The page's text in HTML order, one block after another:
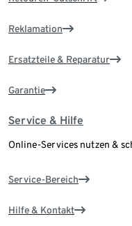
Reklamation
Ersatzteile & Reparatur
Garantie
Service & Hilfe
Online-Services nutzen &
Service-Bereich
Hilfe & Kontakt